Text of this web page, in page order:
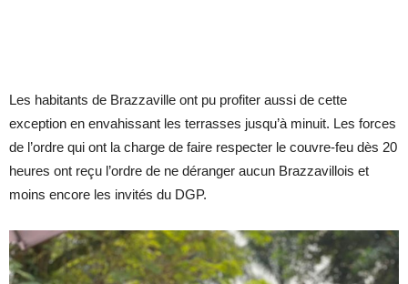
Les habitants de Brazzaville ont pu profiter aussi de cette
exception en envahissant les terrasses jusqu’à minuit. Les forces
de l’ordre qui ont la charge de faire respecter le couvre-feu dès 20
heures ont reçu l’ordre de ne déranger aucun Brazzavillois et
moins encore les invités du DGP.